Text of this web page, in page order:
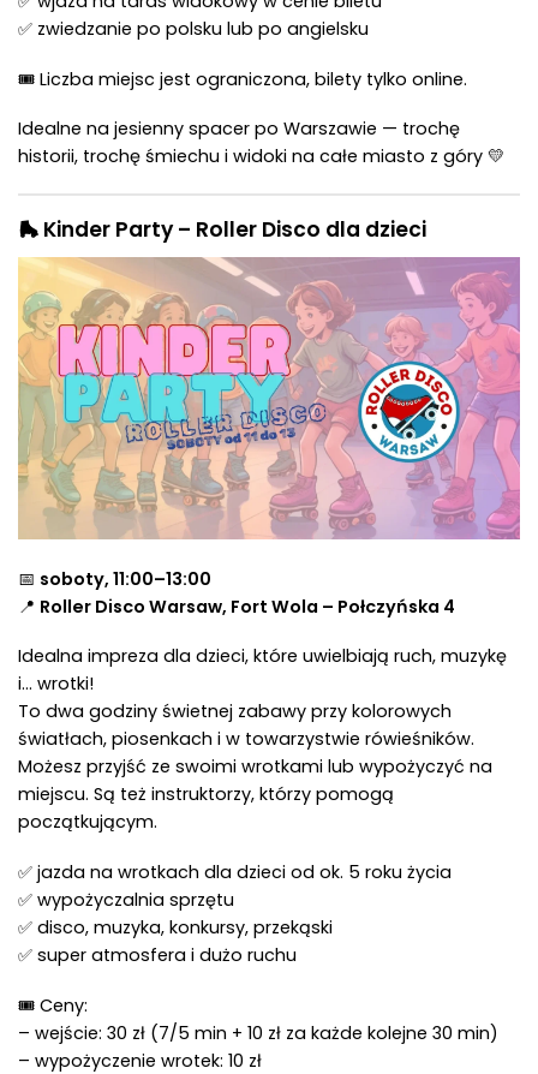
✅ zwiedzanie po polsku lub po angielsku
🎟 Liczba miejsc jest ograniczona, bilety tylko online.
Idealne na jesienny spacer po Warszawie — trochę
historii, trochę śmiechu i widoki na całe miasto z góry 💛
🛼 Kinder Party – Roller Disco dla dzieci
📅 soboty, 11:00–13:00
📍 Roller Disco Warsaw, Fort Wola – Połczyńska 4
Idealna impreza dla dzieci, które uwielbiają ruch, muzykę
i… wrotki!
To dwa godziny świetnej zabawy przy kolorowych
światłach, piosenkach i w towarzystwie rówieśników.
Możesz przyjść ze swoimi wrotkami lub wypożyczyć na
miejscu. Są też instruktorzy, którzy pomogą
początkującym.
✅ jazda na wrotkach dla dzieci od ok. 5 roku życia
✅ wypożyczalnia sprzętu
✅ disco, muzyka, konkursy, przekąski
✅ super atmosfera i dużo ruchu
🎟 Ceny:
– wejście: 30 zł (7/5 min + 10 zł za każde kolejne 30 min)
– wypożyczenie wrotek: 10 zł